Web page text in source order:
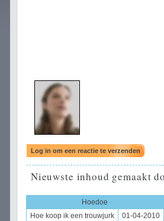
Nieuwste inhoud gemaakt
Hoedoe
Hoe koop ik een trouwjurk
01-04-2010